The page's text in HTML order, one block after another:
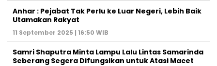
Anhar : Pejabat Tak Perlu ke Luar Negeri, Lebih Baik
Utamakan Rakyat
11 September 2025 | 16:50 WIB
Samri Shaputra Minta Lampu Lalu Lintas Samarinda
Seberang Segera Difungsikan untuk Atasi Macet